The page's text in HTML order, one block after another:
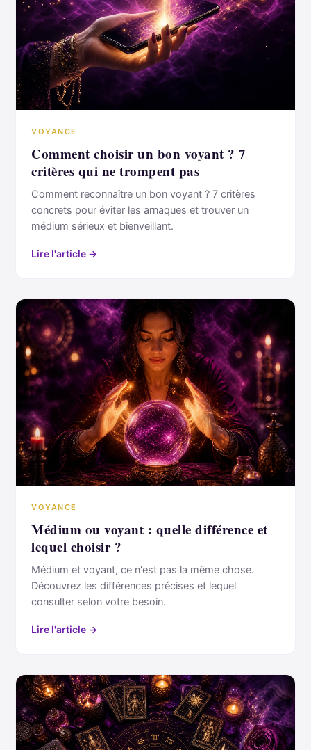
VOYANCE
Comment choisir un bon voyant ? 7
critères qui ne trompent pas
Comment reconnaître un bon voyant ? 7 critères
concrets pour éviter les arnaques et trouver un
médium sérieux et bienveillant.
Lire l'article →
VOYANCE
Médium ou voyant : quelle différence et
lequel choisir ?
Médium et voyant, ce n'est pas la même chose.
Découvrez les différences précises et lequel
consulter selon votre besoin.
Lire l'article →